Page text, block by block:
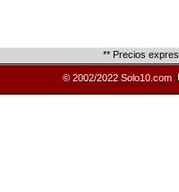
** Precios
© 2002/2022 Solo10.com